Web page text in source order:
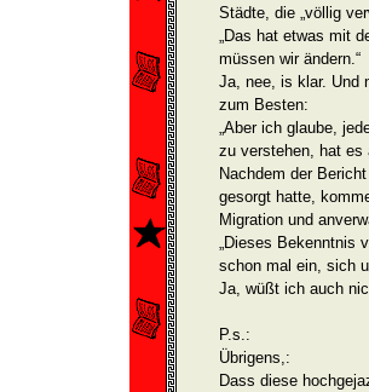
Städte, die „völlig
„Das hat etwas mit
müssen wir ändern.“
Ja, nee, is klar. Und
zum Besten:
„Aber ich glaube,
zu verstehen, hat es
Nachdem der
gesorgt hatte,
Migration und
„Dieses Bekenntnis
schon mal ein, sich
Ja, wüßt ich auch
P.s.:
Übrigens,:
Dass diese